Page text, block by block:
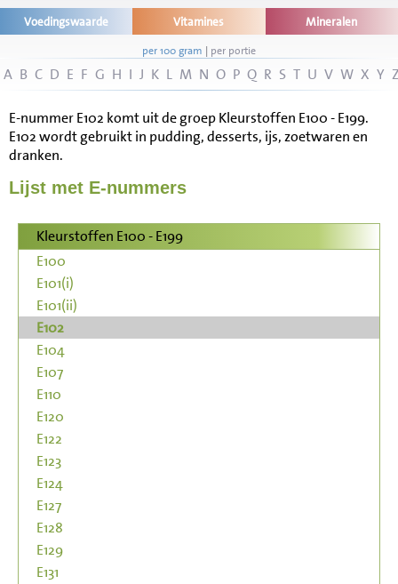
Disclaimer
Voedingswaarde Vitamines Mineralen
per 100 gram | per portie
A B C D E F G H I J K L M N O P Q R S T U V W X Y
E-nummer E102 komt uit de groep Kleurstoffen E100 - E199.
E102 wordt gebruikt in pudding, desserts, ijs, zoetwaren en
dranken.
Lijst met E-nummers
Kleurstoffen E100 - E199
E100
E101(i)
E101(ii)
E102
E104
E107
E110
E120
E122
E123
E124
E127
E128
E129
E131